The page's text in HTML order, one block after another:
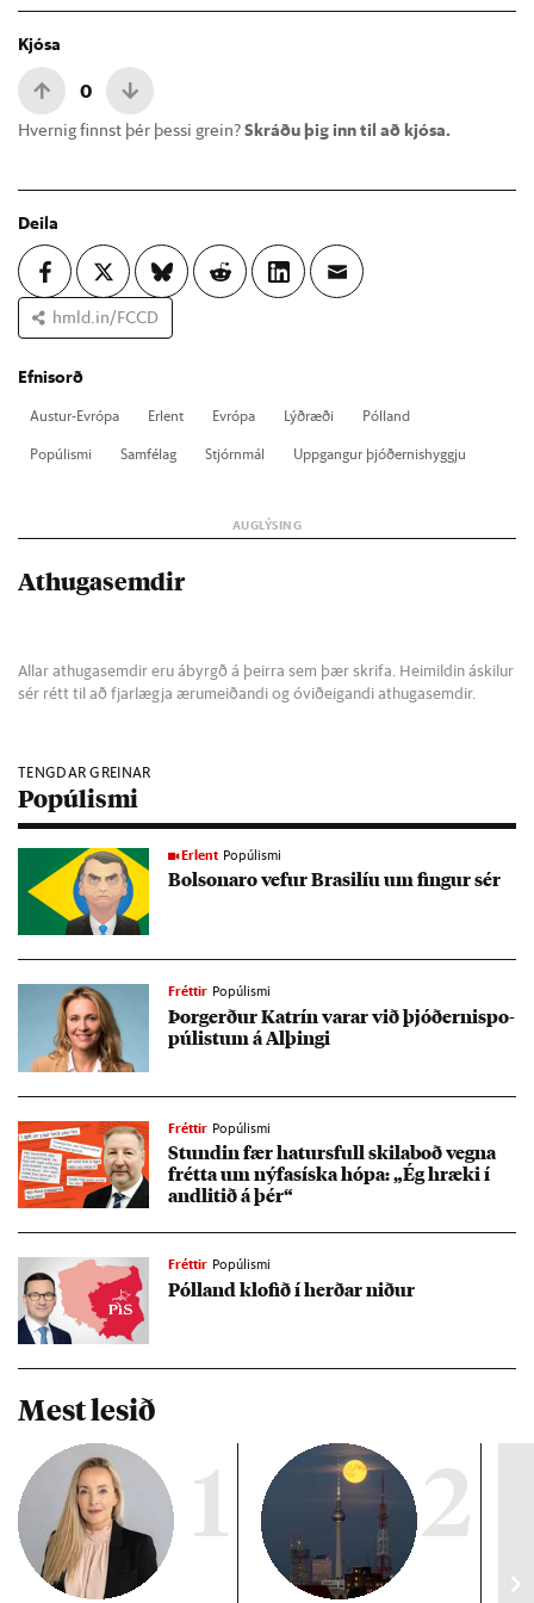
Kjósa
0
Hvernig finnst þér þessi grein?Skráðu þig inn til að kjósa.
Deila
hmld.in/FCCD
Efnisorð
Aust­ur-Evr­ópa Er­lent Evr­ópa Lýð­ræði
Pól­land
Po­púl­ismi
Sam­fé­lag Stjórn­mál Upp­gang­ur þjóð­ern­is­hyggju
Athugasemdir
Allar athugasemdir eru ábyrgð á þeirra sem þær skrifa. Heimildin áskilur
sér rétt til að fjarlægja ærumeiðandi og óviðeigandi athugasemdir.
TENGDAR GREINAR
Popúlismi
Erlent Popúlismi
Bol­son­aro vef­ur Bras­il­íu um fing­ur sér
Fréttir Popúlismi
Þor­gerð­ur Katrín var­ar við þjóð­ern­is­po­
púl­ist­um á Al­þingi
Fréttir Popúlismi
Stund­in fær hat­urs­full skila­boð vegna
frétta um ný­fasíska hópa: „Ég hræki í
and­lit­ið á þér“
Fréttir Popúlismi
Pól­land klof­ið í herð­ar nið­ur
Mest lesið
1 2